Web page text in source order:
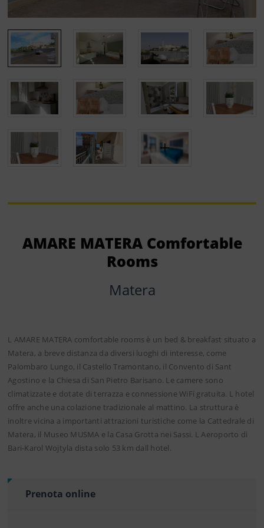
AMARE MATERA Comfortable
Rooms
Matera
L AMARE MATERA comfortable rooms è un bed & breakfast situato a
Matera, a breve distanza da diversi luoghi di interesse, come
Palombaro Lungo, il Castello Tramontano, il Convento di Sant
Agostino e la Chiesa di San Pietro Barisano. Le camere sono
climatizzate e dotate di terrazza e connessione WiFi gratuita. L hotel
offre anche una colazione tradizionale al mattino. La struttura è
inoltre vicina a importanti attrazioni turistiche come la Cattedrale di
Matera, il Museo MUSMA e la Casa Grotta nei Sassi. L Aeroporto di
Bari-Karol Wojtyla dista solo 53 km dall hotel.
Prenota online